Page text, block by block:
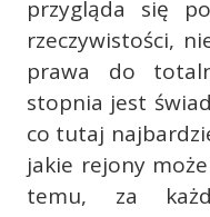
przygląda się
rzeczywistości,
prawa do
stopnia jest
co tutaj
jakie rejony
temu, za